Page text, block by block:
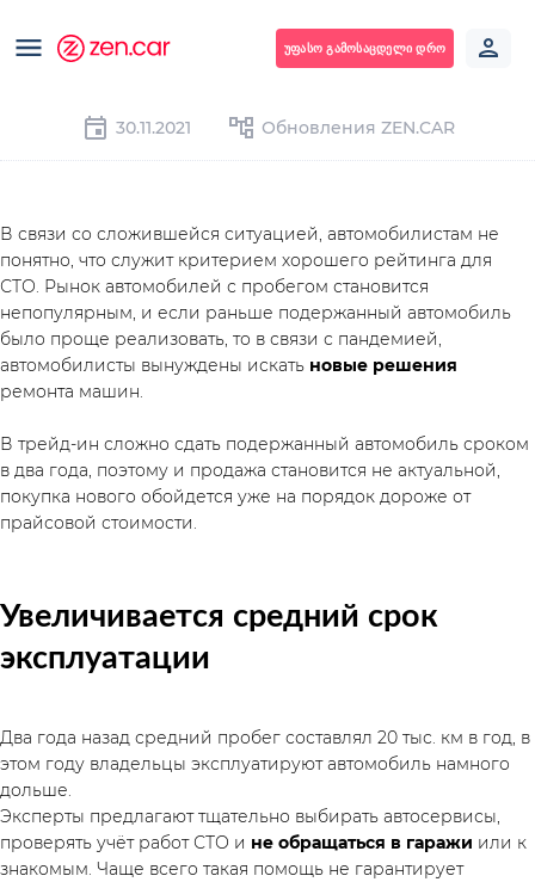
ᲣᲤᲐᲡᲝ ᲒᲐᲛᲝᲡᲐᲪᲓᲔᲚᲘ ᲓᲠᲝ
30.11.2021 Обновления ZEN.CAR
В связи со сложившейся ситуацией, автомобилистам не
понятно, что служит критерием хорошего рейтинга для
СТО. Рынок автомобилей с пробегом становится
непопулярным, и если раньше подержанный автомобиль
было проще реализовать, то в связи с пандемией,
автомобилисты вынуждены искать
ремонта машин.
В трейд-ин сложно сдать подержанный автомобиль сроком
в два года, поэтому и продажа становится не актуальной,
покупка нового обойдется уже на порядок дороже от
прайсовой стоимости.
Увеличивается средний срок
эксплуатации
Два года назад средний пробег составлял 20 тыс. км в год, в
этом году владельцы эксплуатируют автомобиль намного
дольше.
Эксперты предлагают тщательно выбирать автосервисы,
проверять учёт работ СТО и не обращаться в гаражи или к
знакомым. Чаще всего такая помощь не гарантирует